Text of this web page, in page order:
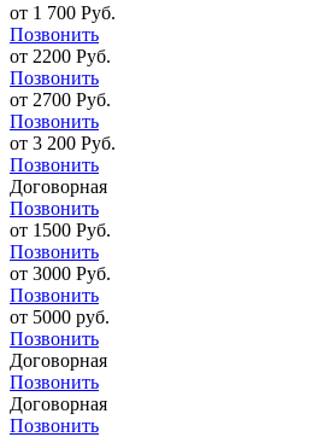
от 1 700 Руб.
Позвонить
от 2200 Руб.
Позвонить
от 2700 Руб.
Позвонить
от 3 200 Руб.
Позвонить
Договорная
Позвонить
от 1500 Руб.
Позвонить
от 3000 Руб.
Позвонить
от 5000 руб.
Позвонить
Договорная
Позвонить
Договорная
Позвонить